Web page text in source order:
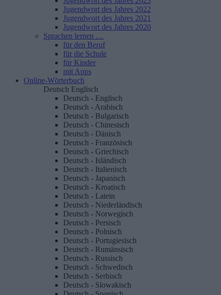
Jugendwort des Jahres 2022
Jugendwort des Jahres 2021
Jugendwort des Jahres 2020
Sprachen lernen …
für den Beruf
für die Schule
für Kinder
mit Apps
Online-Wörterbuch
Deutsch Englisch
Deutsch - Englisch
Deutsch - Arabisch
Deutsch - Bulgarisch
Deutsch - Chinesisch
Deutsch - Dänisch
Deutsch - Französisch
Deutsch - Griechisch
Deutsch - Isländisch
Deutsch - Italienisch
Deutsch - Japanisch
Deutsch - Kroatisch
Deutsch - Latein
Deutsch - Niederländisch
Deutsch - Norwegisch
Deutsch - Persisch
Deutsch - Polnisch
Deutsch - Portugiesisch
Deutsch - Rumänsisch
Deutsch - Russisch
Deutsch - Schwedisch
Deutsch - Serbisch
Deutsch - Slowakisch